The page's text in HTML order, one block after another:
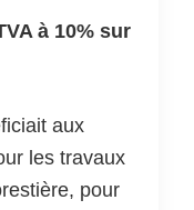
à 10% sur
aux
les travaux
pour